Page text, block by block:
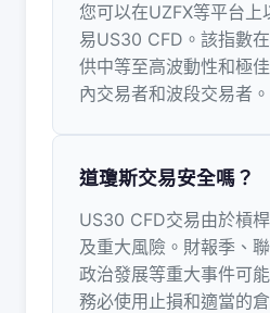
您可以在UZFX等平台
易US30 CFD。該指數
供中等至高波動性和極
內交易者和波段交易者。
道瓊斯交易安全嗎？
US30 CFD交易由於槓
及重大風險。財報季、
政治發展等重大事件可
務必使用止損和適當的